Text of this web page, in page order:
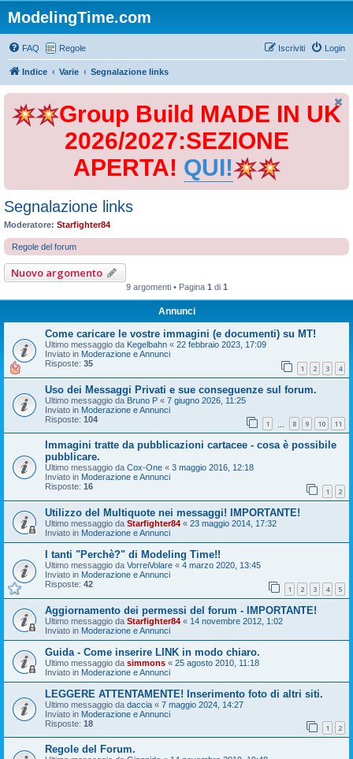
ModelingTime.com
FAQ Regole Login
Iscriviti
Indice Varie Segnalazione links
Group Build MADE IN UK
2026/2027:SEZIONE
APERTA! QUI!
Segnalazione links
Moderatore: Starfighter84
Regole del forum
Nuovo argomento
9 argomenti • Pagina 1 di 1
Annunci
Come caricare le vostre immagini (e documenti) su MT!
Ultimo messaggio da Kegelbahn « 22 febbraio 2023, 17:09
Inviato in Moderazione e Annunci
Risposte: 35 1 2 3 4
Uso dei Messaggi Privati e sue conseguenze sul forum.
Ultimo messaggio da Bruno P « 7 giugno 2026, 11:25
Inviato in Moderazione e Annunci
Risposte: 104 1 8 9 10 11
Immagini tratte da pubblicazioni cartacee - cosa è possibile
pubblicare.
Ultimo messaggio da Cox-One « 3 maggio 2016, 12:18
Inviato in Moderazione e Annunci
Risposte: 16 1 2
Utilizzo del Multiquote nei messaggi! IMPORTANTE!
Ultimo messaggio da Starfighter84 « 23 maggio 2014, 17:32
Inviato in Moderazione e Annunci
I tanti "Perchè?" di Modeling Time!!
Ultimo messaggio da VorreiVolare « 4 marzo 2020, 13:45
Inviato in Moderazione e Annunci
Risposte: 42 1 2 3 4 5
Aggiornamento dei permessi del forum - IMPORTANTE!
Ultimo messaggio da Starfighter84 « 14 novembre 2012, 1:02
Inviato in Moderazione e Annunci
Guida - Come inserire LINK in modo chiaro.
Ultimo messaggio da simmons « 25 agosto 2010, 11:18
Inviato in Moderazione e Annunci
LEGGERE ATTENTAMENTE! Inserimento foto di altri siti.
Ultimo messaggio da daccia « 7 maggio 2024, 14:27
Inviato in Moderazione e Annunci
Risposte: 18 1 2
Regole del Forum.